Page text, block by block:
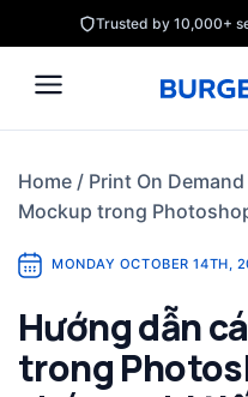
to
content
Trusted by 10,000+
Home / Print On Demand
Mockup trong
MONDAY OCTOBER 14TH,
Hướng dẫn
trong